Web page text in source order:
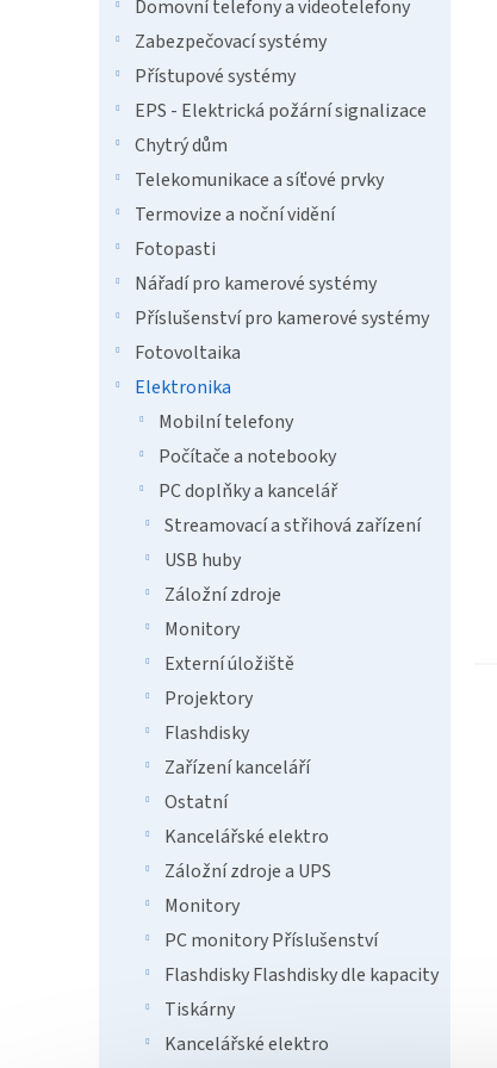
Domovní telefony a videotelefony
Zabezpečovací systémy
Přístupové systémy
EPS - Elektrická požární signalizace
Chytrý dům
Telekomunikace a síťové prvky
Termovize a noční vidění
Fotopasti
Nářadí pro kamerové systémy
Příslušenství pro kamerové systémy
Fotovoltaika
Elektronika
Mobilní telefony
Počítače a notebooky
PC doplňky a kancelář
Streamovací a střihová zařízení
USB huby
Záložní zdroje
Monitory
Externí úložiště
Projektory
Flashdisky
Zařízení kanceláří
Ostatní
Kancelářské elektro
Záložní zdroje a UPS
Monitory
PC monitory Příslušenství
Flashdisky Flashdisky dle kapacity
Tiskárny
Kancelářské elektro